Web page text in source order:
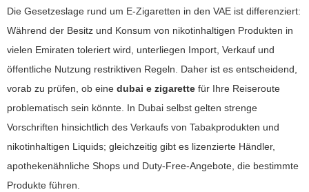
Die Gesetzeslage rund um E-Zigaretten in den VAE ist differenziert:
Während der Besitz und Konsum von nikotinhaltigen Produkten in
vielen Emiraten toleriert wird, unterliegen Import, Verkauf und
öffentliche Nutzung restriktiven Regeln. Daher ist es entscheidend,
vorab zu prüfen, ob eine dubai e zigarette für Ihre Reiseroute
problematisch sein könnte. In Dubai selbst gelten strenge
Vorschriften hinsichtlich des Verkaufs von Tabakprodukten und
nikotinhaltigen Liquids; gleichzeitig gibt es lizenzierte Händler,
apothekenähnliche Shops und Duty-Free-Angebote, die bestimmte
Produkte führen.